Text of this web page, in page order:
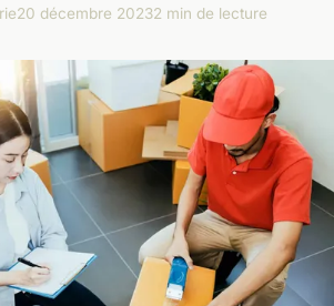
20 décembre 20232 min de lecture